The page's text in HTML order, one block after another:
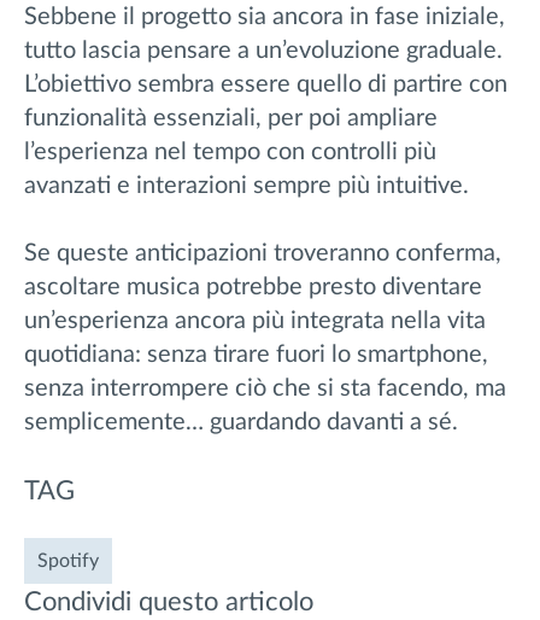
Sebbene il progetto sia ancora in fase iniziale,
tutto lascia pensare a un’evoluzione graduale.
L’obiettivo sembra essere quello di partire con
funzionalità essenziali, per poi ampliare
l’esperienza nel tempo con controlli più
avanzati e interazioni sempre più intuitive.
Se queste anticipazioni troveranno conferma,
ascoltare musica potrebbe presto diventare
un’esperienza ancora più integrata nella vita
quotidiana: senza tirare fuori lo smartphone,
senza interrompere ciò che si sta facendo, ma
semplicemente… guardando davanti a sé.
TAG
Spotify
Condividi questo articolo